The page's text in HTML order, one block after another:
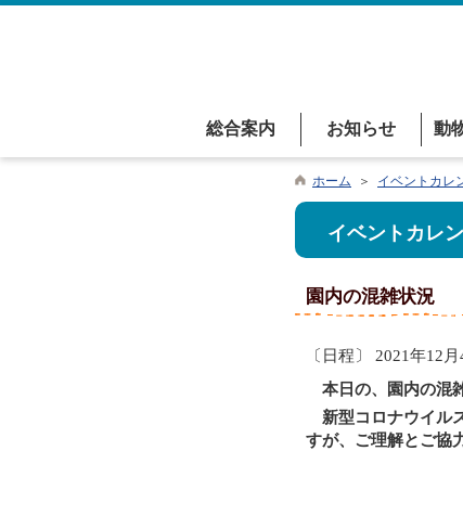
総合案内 お知らせ 動
ホーム ＞ イベントカレ
イベントカレ
園内の混雑状況
〔日程〕 2021年12月
本日の、園内の混
新型コロナウイル
すが、ご理解とご協